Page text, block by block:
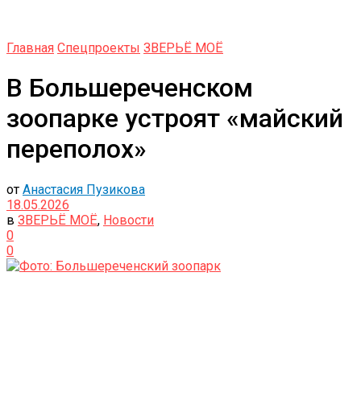
Главная Спецпроекты ЗВЕРЬЁ МОЁ
В Большереченском
зоопарке устроят «майский
переполох»
от Анастасия Пузикова
18.05.2026
в ЗВЕРЬЁ МОЁ, Новости
0
0